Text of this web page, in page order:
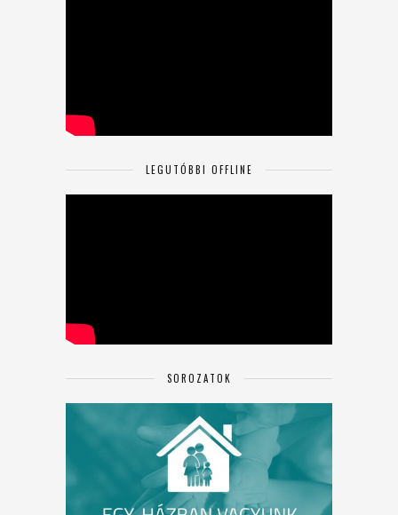
LEGUTÓBBI OFFLINE
SOROZATOK